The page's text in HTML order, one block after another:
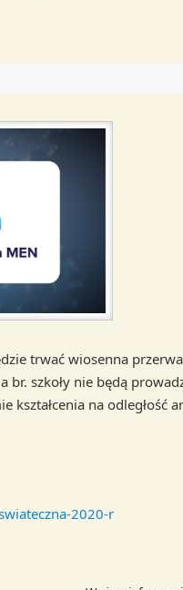
trwać wiosenna przerwa
br. szkoły nie będą
kształcenia na odległość
2020-r